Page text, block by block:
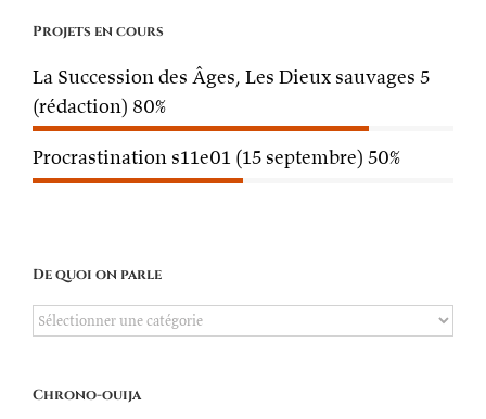
Projets en cours
La Succession des Âges, Les Dieux sauvages 5
(rédaction) 80%
Procrastination s11e01 (15 septembre) 50%
De quoi on parle
De
parle
Chrono-ouija